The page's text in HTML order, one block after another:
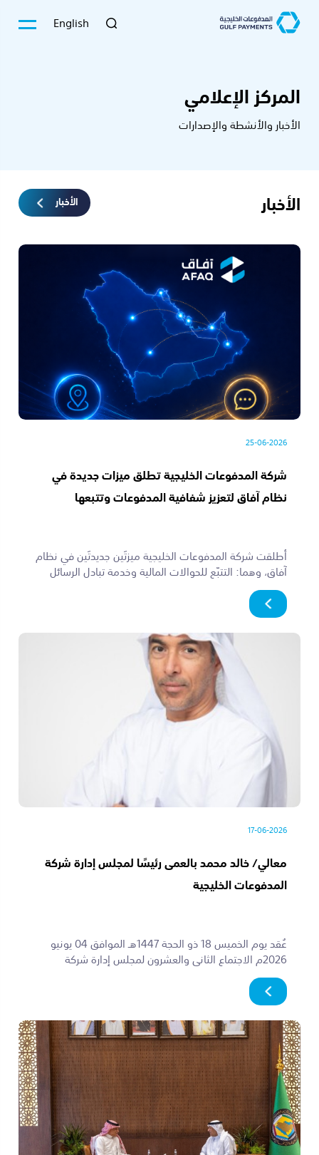
English
المركز الإعلامي
الأخبار والأنشطة والإصدارات
الأخبار الأخبار
25-06-2026
شركة المدفوعات الخليجية تطلق ميزات جديدة في
نظام آفاق لتعزيز شفافية المدفوعات وتتبعها
أطلقت شركة المدفوعات الخليجية ميزتَين جديدتَين في نظام
آفاق، وهما: التتبّع للحوالات المالية وخدمة تبادل الرسائل
النصية بين البنوك المشاركة.
17-06-2026
معالي/ خالد محمد بالعمى رئيسًا لمجلس إدارة شركة
المدفوعات الخليجية
عُقد يوم الخميس 18 ذو الحجة 1447هـ الموافق 04 يونيو
2026م الاجتماع الثاني والعشرون لمجلس إدارة شركة
المدفوعات الخليجية واجتماع الجمعية العامة...